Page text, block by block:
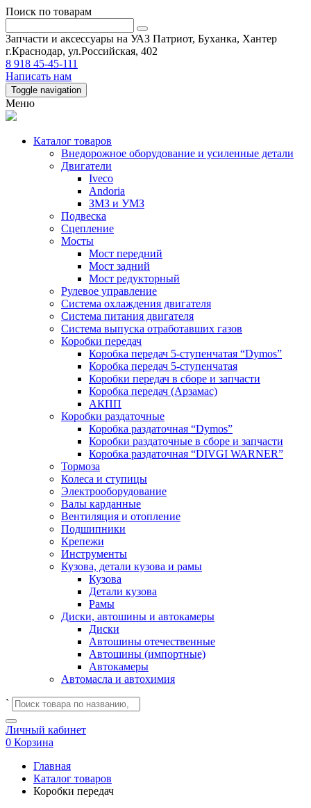
Поиск по товарам
Запчасти и аксессуары на УАЗ Патриот, Буханка, Хантер
г.Краснодар, ул.Российская, 402
8 918 45-45-111
Написать нам
Toggle navigation
Меню
Каталог товаров
Внедорожное оборудование и усиленные детали
Двигатели
Iveco
Andoria
ЗМЗ и УМЗ
Подвеска
Сцепление
Мосты
Мост передний
Мост задний
Мост редукторный
Рулевое управление
Система охлаждения двигателя
Система питания двигателя
Система выпуска отработавших газов
Коробки передач
Коробка передач 5-ступенчатая “Dymos”
Коробка передач 5-ступенчатая
Коробки передач в сборе и запчасти
Коробка передач (Арзамас)
АКПП
Коробки раздаточные
Коробка раздаточная “Dymos”
Коробки раздаточные в сборе и запчасти
Коробка раздаточная “DIVGI WARNER”
Тормоза
Колеса и ступицы
Электрооборудование
Валы карданные
Вентиляция и отопление
Подшипники
Крепежи
Инструменты
Кузова, детали кузова и рамы
Кузова
Детали кузова
Рамы
Диски, автошины и автокамеры
Диски
Автошины отечественные
Автошины (импортные)
Автокамеры
Автомасла и автохимия
`
Личный кабинет
0 Корзина
Главная
Каталог товаров
Коробки передач